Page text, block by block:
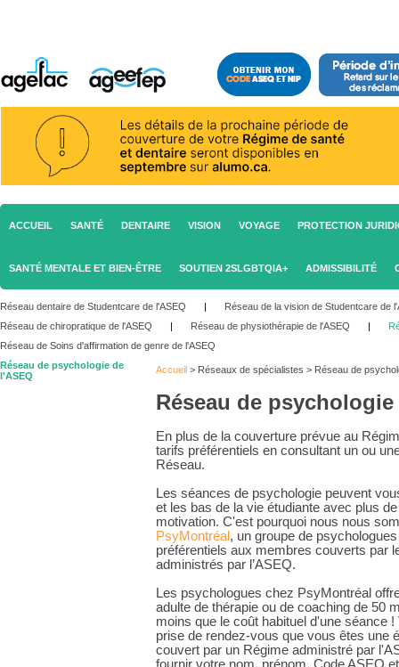
ACCUEIL SANTÉ DENTAIRE VISION VOYAGE PROTECTION
SANTÉ MENTALE ET BIEN-ÊTRE SOUTIEN 2SLGBTQIA+ ADMISSIBILITÉ
Réseau dentaire de Studentcare de l'ASEQ |
Réseau de la vision de Studentcare de
Réseau de chiropratique de l'ASEQ
| Réseau de physiothérapie de l'ASEQ |
Réseau de Soins d'affirmation de genre de l'ASEQ
Réseau de psychologie de
l'ASEQ
Accueil > Réseaux de spécialistes > Réseau de
Réseau de
En plus de la couverture prévue au
tarifs préférentiels en consultant un ou
Réseau.
Les séances de psychologie peuvent
et les bas de la vie étudiante avec plus
motivation. C'est pourquoi nous nous
PsyMontréal , un groupe de
préférentiels aux membres couverts par
administrés par l’ASEQ.
Les psychologues chez PsyMontréal
adulte de thérapie ou de coaching de 50
moins que le coût habituel d'une séance
prise de rendez-vous que vous êtes une
couvert par un Régime administré par